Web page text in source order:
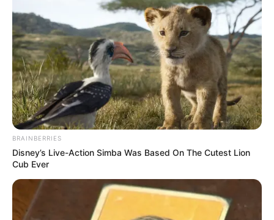
Bikin Ngakak, 10 Potret
Cosplay Murah Pakai Bahan
Seadanya
Anti Mainstream, 10 Cara
Membawa Barang Belanjaan
Versi Warga Thailand
BRAINBERRIES
Disney’s Live-Action Simba Was Based On The Cutest Lion
Cub Ever